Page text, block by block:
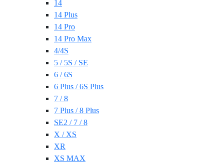
14
14 Plus
14 Pro
14 Pro Max
4/4S
5 / 5S / SE
6 / 6S
6 Plus / 6S Plus
7 / 8
7 Plus / 8 Plus
SE2 / 7 / 8
X / XS
XR
XS MAX